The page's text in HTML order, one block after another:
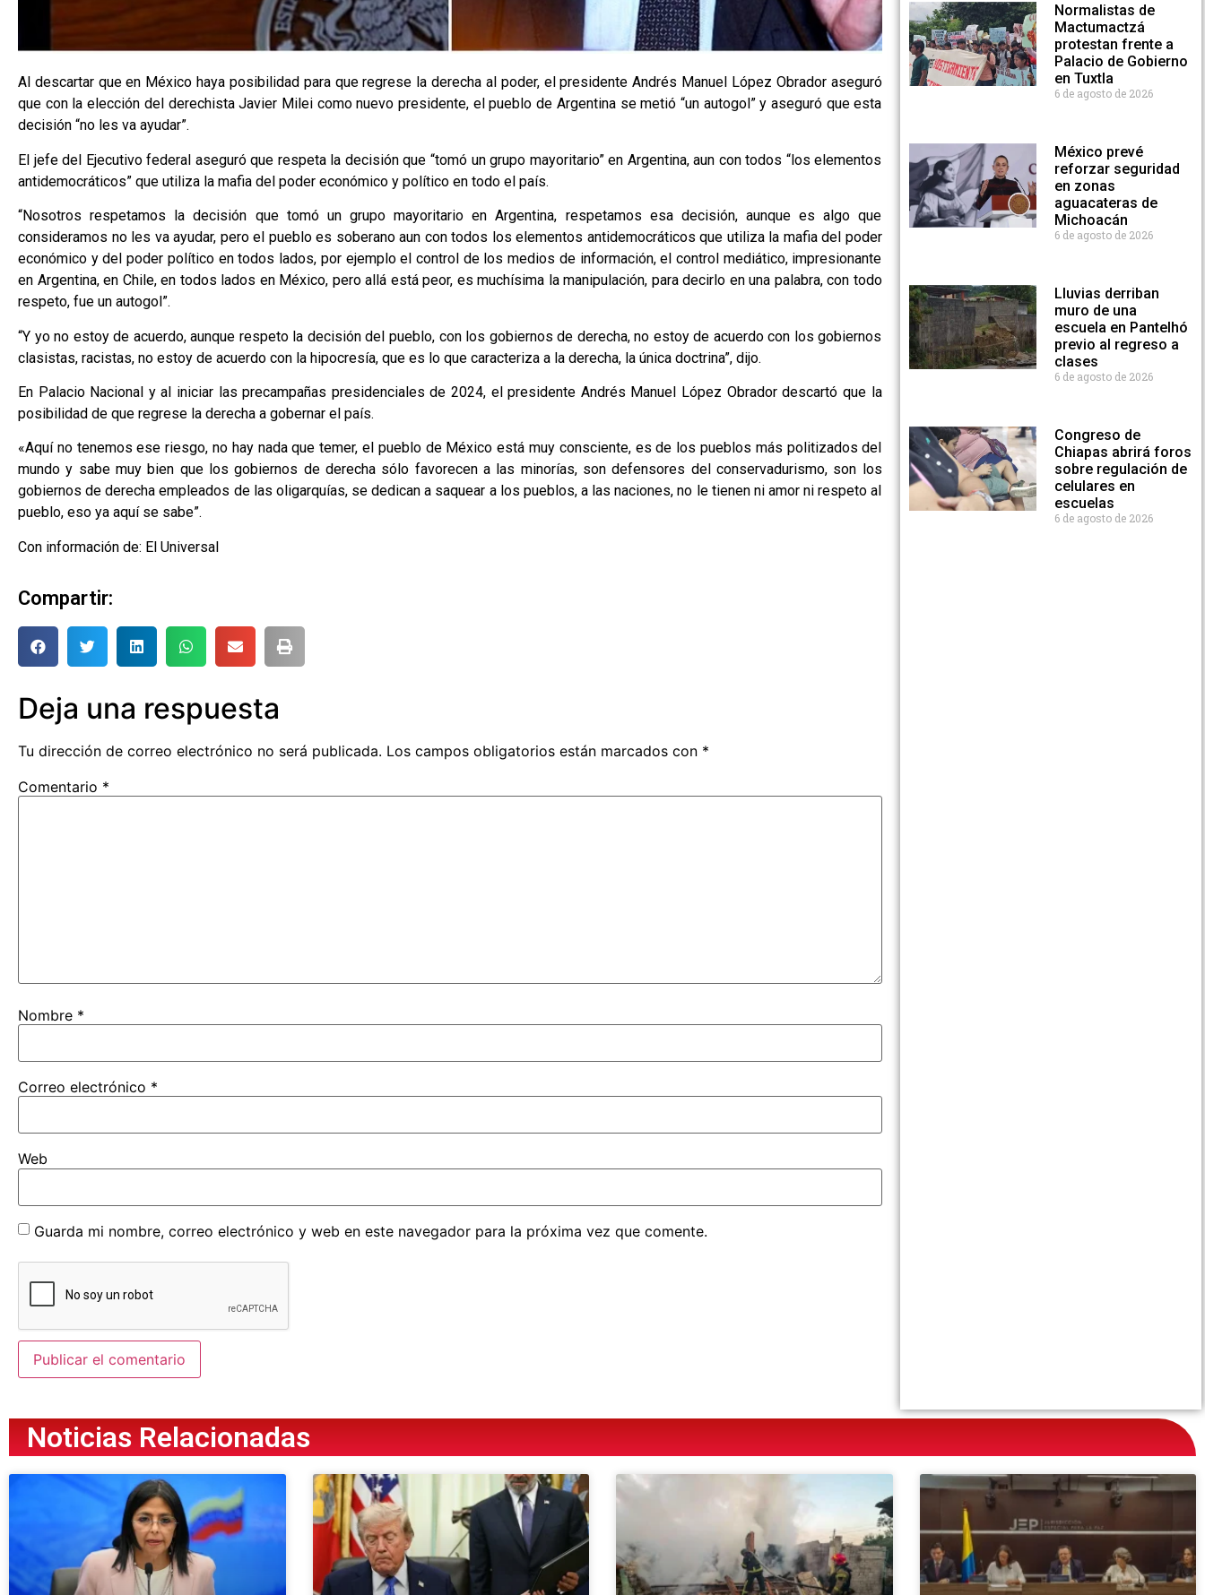
Al descartar que en México haya posibilidad para que regrese la derecha al poder, el presidente Andrés Manuel López Obrador aseguró
que con la elección del derechista Javier Milei como nuevo presidente, el pueblo de Argentina se metió “un autogol” y aseguró que esta
decisión “no les va ayudar”.
El jefe del Ejecutivo federal aseguró que respeta la decisión que “tomó un grupo mayoritario” en Argentina, aun con todos “los elementos
antidemocráticos” que utiliza la mafia del poder económico y político en todo el país.
“Nosotros respetamos la decisión que tomó un grupo mayoritario en Argentina, respetamos esa decisión, aunque es algo que
consideramos no les va ayudar, pero el pueblo es soberano aun con todos los elementos antidemocráticos que utiliza la mafia del poder
económico y del poder político en todos lados, por ejemplo el control de los medios de información, el control mediático, impresionante
en Argentina, en Chile, en todos lados en México, pero allá está peor, es muchísima la manipulación, para decirlo en una palabra, con todo
respeto, fue un autogol”.
“Y yo no estoy de acuerdo, aunque respeto la decisión del pueblo, con los gobiernos de derecha, no estoy de acuerdo con los gobiernos
clasistas, racistas, no estoy de acuerdo con la hipocresía, que es lo que caracteriza a la derecha, la única doctrina”, dijo.
En Palacio Nacional y al iniciar las precampañas presidenciales de 2024, el presidente Andrés Manuel López Obrador descartó que la
posibilidad de que regrese la derecha a gobernar el país.
«Aquí no tenemos ese riesgo, no hay nada que temer, el pueblo de México está muy consciente, es de los pueblos más politizados del
mundo y sabe muy bien que los gobiernos de derecha sólo favorecen a las minorías, son defensores del conservadurismo, son los
gobiernos de derecha empleados de las oligarquías, se dedican a saquear a los pueblos, a las naciones, no le tienen ni amor ni respeto al
pueblo, eso ya aquí se sabe”.
Con información de: El Universal
Compartir:
Deja una respuesta
Tu dirección de correo electrónico no será publicada. Los campos obligatorios están marcados con *
Comentario *
Nombre *
Correo electrónico *
Web
Guarda mi nombre, correo electrónico y web en este navegador para la próxima vez que comente.
Normalistas de
Mactumactzá
protestan frente a
Palacio de Gobierno
en Tuxtla
6 de agosto de 2026
México prevé
reforzar seguridad
en zonas
aguacateras de
Michoacán
6 de agosto de 2026
Lluvias derriban
muro de una
escuela en Pantelhó
previo al regreso a
clases
6 de agosto de 2026
Congreso de
Chiapas abrirá foros
sobre regulación de
celulares en
escuelas
6 de agosto de 2026
Noticias Relacionadas